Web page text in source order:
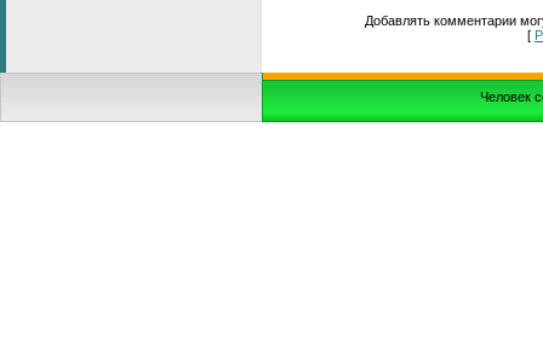
Добавлять комментарии
[
Человек